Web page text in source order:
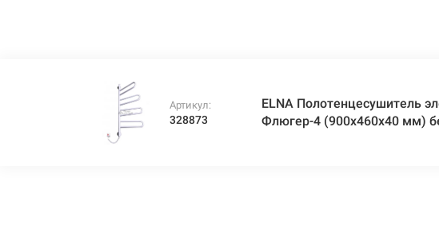
Артикул:
328873
ELNA Полотенцесушитель
Флюгер-4 (900х460х40 мм)